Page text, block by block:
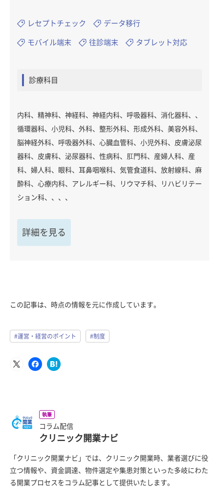
レセプトチェック データ移行
モバイル端末 往診端末 タブレット対応
診療科目
内科、精神科、神経科、神経内科、呼吸器科、消化器科、、
循環器科、小児科、外科、整形外科、形成外科、美容外科、
脳神経外科、呼吸器外科、心臓血管科、小児外科、皮膚泌尿
器科、皮膚科、泌尿器科、性病科、肛門科、産婦人科、産
科、婦人科、眼科、耳鼻咽喉科、気管食道科、放射線科、麻
酔科、心療内科、アレルギー科、リウマチ科、リハビリテー
ション科、、、、
詳細を見る
この記事は、時点の情報を元に作成しています。
#運営・経営のポイント #制度
執筆
コラム配信
クリニック開業ナビ
「クリニック開業ナビ」では、クリニック開業時、業者選びに役
立つ情報や、資金調達、物件選定や集患対策といった多岐にわた
る開業プロセスをコラム記事として提供いたします。